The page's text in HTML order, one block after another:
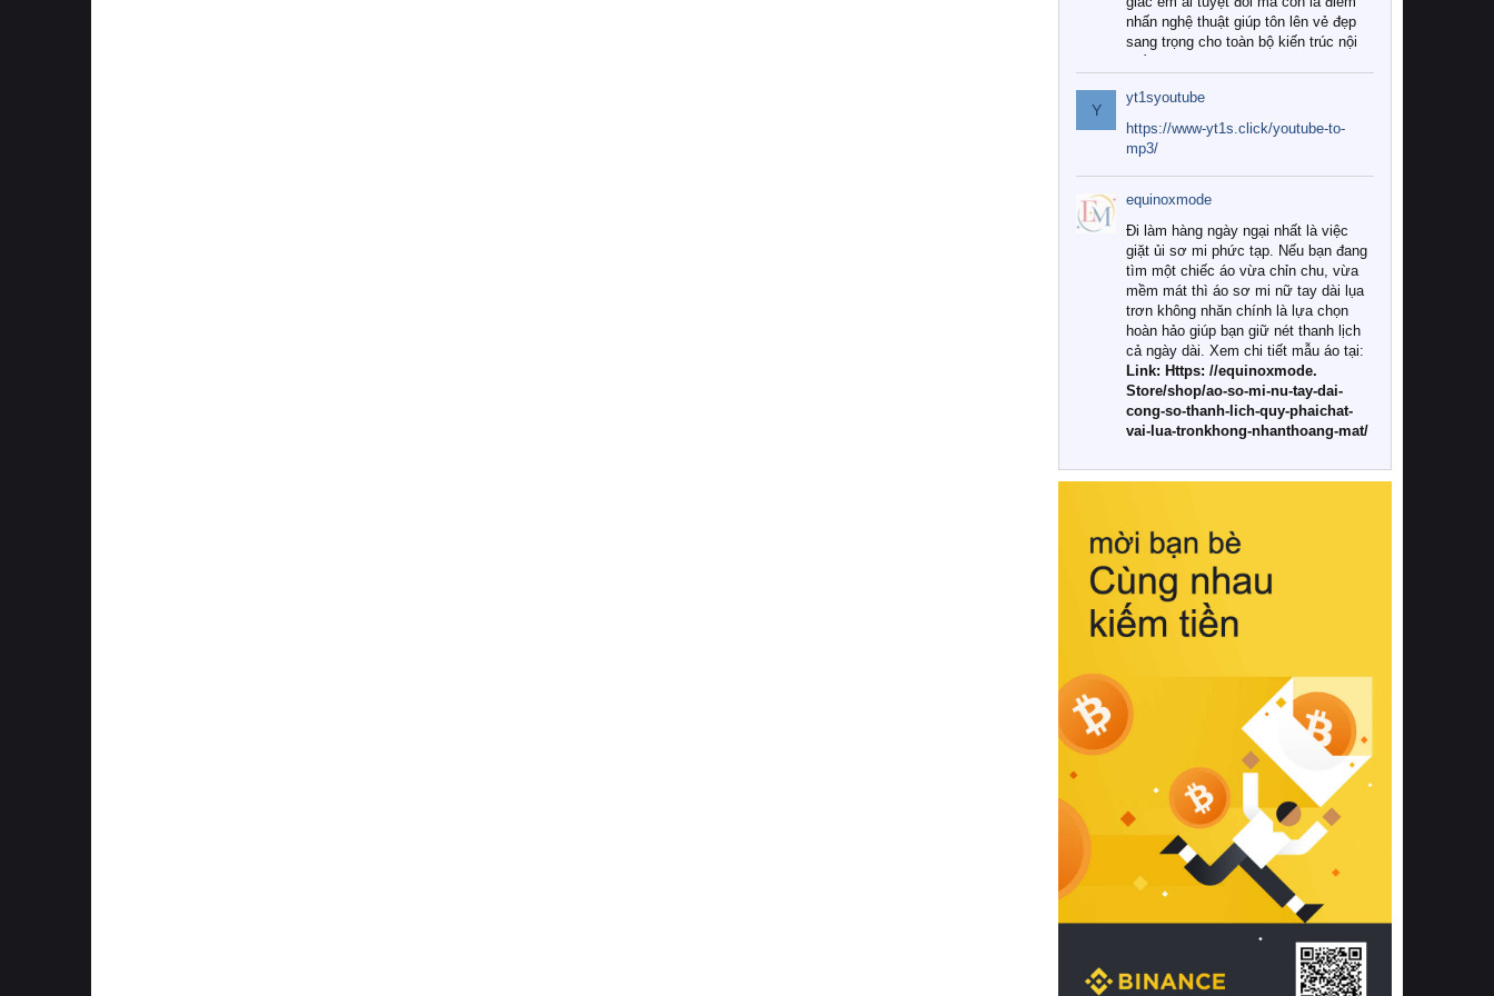
nhấn nghệ thuật giúp tôn lên vẻ đẹp
sang trọng cho toàn bộ kiến trúc nội
Tuy nhiên, giữa thị trường đa dạng
với vô vàn thương hiệu và mẫu mã
như hiện nay, làm thế nào để chọn
được những bộ chăn ga gối đệm cao
cấp thực sự chất lượng, phù hợp với
khí hậu và nhu cầu sử dụng của gia
đình? Hãy cùng chúng tôi đi tìm lời
giải đáp chi tiết qua bài viết dưới đây.
1. Tại sao các gia đình hiện đại lại ưa
chuộng chăn ga gối đệm cao cấp?
Khác với các dòng sản phẩm thông
thường, những bộ chăn ga gối đệm
cao cấp trải qua quy trình sản xuất
nghiêm ngặt từ khâu chọn lọc nguyên
liệu tự nhiên đến công nghệ dệt
nhuộm hiện đại không chứa hóa chất
này, bạn sẽ cảm nhận rõ rệt sự khác
hồi chuẩn xác của phần đệm nâng đỡ
cột sống.
Bên cạnh đó, việc lựa chọn các dòng
sản phẩm đạt chuẩn chất lượng quốc
tế còn giúp ngăn ngừa tình trạng kích
khuẩn và nấm mốc trong điều kiện
thời tiết nóng ẩm. Bạn có thể tìm hiểu
thêm các nghiên cứu khoa học về tác
động của giấc ngủ và môi trường
phòng ngủ đối với sức khỏe con
người tại Sleep Foundation (External
Link) để có cái nhìn toàn diện hơn.
2. Các tiêu chí vàng khi lựa chọn
chăn ga gối đệm cao cấp cho phòng
ngủ
Để sở hữu một bộ chăn ga gối đệm
cao cấp hoàn hảo cả về thẩm mỹ lẫn
công năng, người tiêu dùng cần cân
nhắc kỹ lưỡng các tiêu chí quan trọng
Y
yt1syoutube
https://www-yt1s.click/youtube-to-
mp3/
equinoxmode
Đi làm hàng ngày ngại nhất là việc
giặt ủi sơ mi phức tạp. Nếu bạn đang
tìm một chiếc áo vừa chỉn chu, vừa
mềm mát thì áo sơ mi nữ tay dài lụa
trơn không nhăn chính là lựa chọn
hoàn hảo giúp bạn giữ nét thanh lịch
cả ngày dài. Xem chi tiết mẫu áo tại:
Link: Https: //equinoxmode.
Store/shop/ao-so-mi-nu-tay-dai-
cong-so-thanh-lich-quy-phaichat-
vai-lua-tronkhong-nhanthoang-mat/